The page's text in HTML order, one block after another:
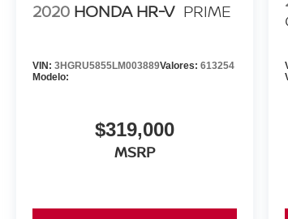
2020 HONDA HR-V PRIME
VIN: 3HGRU5855LM003889Valores: 613254
Modelo:
$319,000
MSRP